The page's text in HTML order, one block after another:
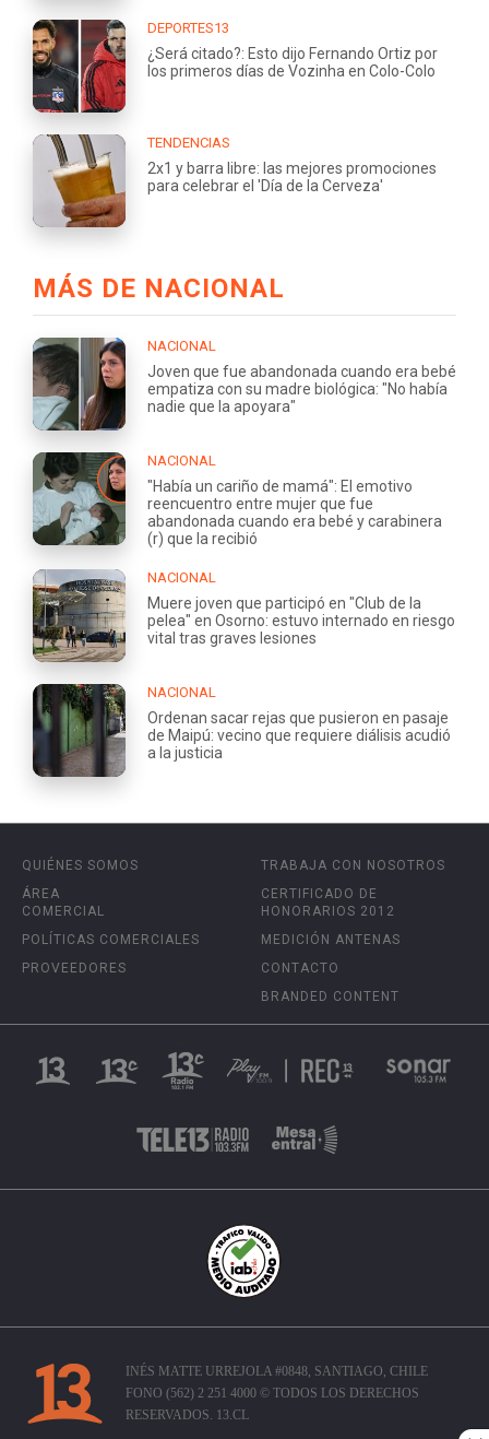
DEPORTES13
¿Será citado?: Esto dijo Fernando Ortiz por
los primeros días de Vozinha en Colo-Colo
TENDENCIAS
2x1 y barra libre: las mejores promociones
para celebrar el 'Día de la Cerveza'
MÁS DE NACIONAL
NACIONAL
Joven que fue abandonada cuando era bebé
empatiza con su madre biológica: "No había
nadie que la apoyara"
NACIONAL
"Había un cariño de mamá": El emotivo
reencuentro entre mujer que fue
abandonada cuando era bebé y carabinera
(r) que la recibió
NACIONAL
Muere joven que participó en "Club de la
pelea" en Osorno: estuvo internado en riesgo
vital tras graves lesiones
NACIONAL
Ordenan sacar rejas que pusieron en pasaje
de Maipú: vecino que requiere diálisis acudió
a la justicia
QUIÉNES SOMOS
ÁREA
COMERCIAL
POLÍTICAS COMERCIALES
PROVEEDORES
TRABAJA CON NOSOTROS
CERTIFICADO DE
HONORARIOS 2012
MEDICIÓN ANTENAS
CONTACTO
BRANDED CONTENT
INÉS MATTE URREJOLA #0848, SANTIAGO, CHILE
FONO (562) 2 251 4000 © TODOS LOS DERECHOS
RESERVADOS. 13.CL